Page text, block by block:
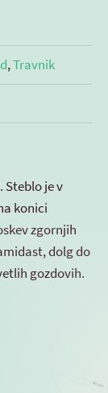
,Travnik
Steblo je v
konici
zgornjih
dolg do
gozdovih.